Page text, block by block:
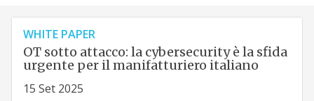
WHITE PAPER
OT sotto attacco: la cybersecurity è la sfida
urgente per il manifatturiero italiano
15 Set 2025